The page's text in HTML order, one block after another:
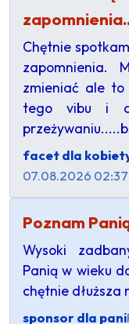
Chętnie
zapomnienia.
zmieniać ale to
tego vibu i
facet dla
07.08.2026 02:37
Poznam
Wysoki
Panią w wieku
chętnie dłuższa
sponsor dla pani